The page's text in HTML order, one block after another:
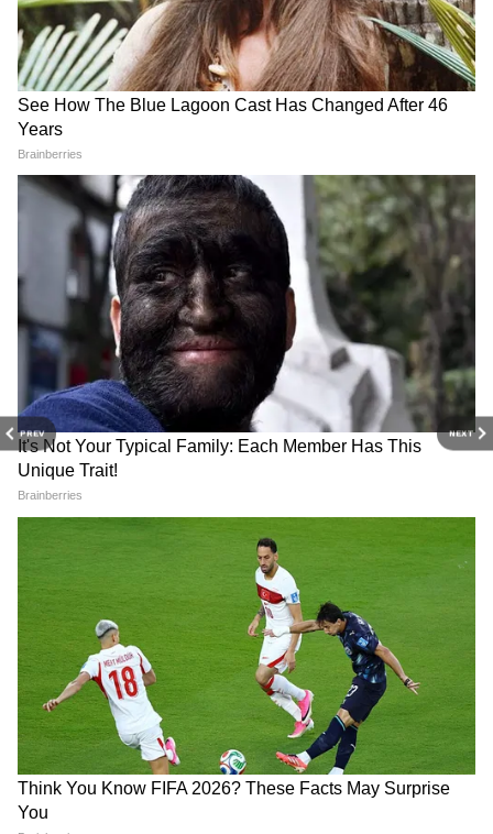
PREV NEXT
अगर घमौरी में इचिंग ज्यादा हो रही है, तो उस स्थान पर
कैलेमाइन लोशन लगाने से आराम मिलता है। यह गर्मियों
में रेशेज में काफी बड़ी रेमेडी मानी जाती है।
अगर बच्चों को घमौरी की समस्या हो रही है, तो उन्हें सिर्फ
कॉटन के ही कपड़े पहनाएं। क्योंकि यह अच्छी तरीके से
पसीना भी सोख लेता है और बच्चे को स्किन में राहत
महसूस होती है। अगर बच्चे को ज्यादा पसीना आ रहा है
तो उसे हीट एक्स्पोज़र में जाने की अनुमति न दें।घर में
वेंटिलेशन रखें ताकि घर में कूलिंग इफेक्ट बना रहे।
और पढ़ें:Ebola Outbreak: अफ्रीका में इबोला का
कहर, 88 लोगों की मौत-WHO ने घोषित की हेल्थ
इमरजेंसी
RECOMMENDED STORIES
Chandipura Virus: गुजरात-
राजस्थान में चांदीपुरा वायरस का
कहर, केंद्र ने संभाला मोर्चा
Cancer Treatment: कीमो के के
बाद क्यों बिगड़ती है तबीयत और
कितने खतरनाक हैं दुष्प्रभाव? जानिए
बचाव के उपाय